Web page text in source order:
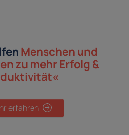
Menschen und
zu mehr Erfolg &
erfahren